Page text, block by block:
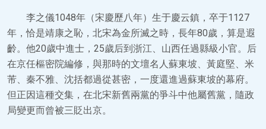
李之儀1048年（宋慶歷八年）生于慶云鎮，卒于1127
年，恰是靖康之恥，北宋為金所滅之時，長年80歲，算是遐
齡。他20歲中進士，25歲后到浙江、山西任過縣級小官。后
在京任樞密院編修，與那時的文壇名人蘇東坡、黃庭堅、米
芾、秦不雅、沈括都過從甚密，一度還進過蘇東坡的幕府。
但正因這種交集，在北宋新舊兩黨的爭斗中他屬舊黨，隨政
局變更而曾被三貶出京。